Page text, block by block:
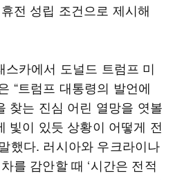
전 성립 조건으로 제시해
카에서 도널드 트럼프 미
“트럼프 대통령의 발언에
찾는 진심 어린 열망을 엿볼
빛이 있듯 상황이 어떻게 전
했다. 러시아와 우크라이나
를 감안할 때 ‘시간은 전적